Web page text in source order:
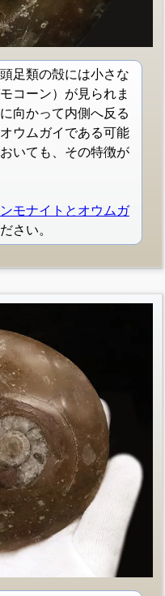
足類の殻には小さな
コーン）が見られま
向かって内側へ反る
ウムガイである可能
いても、その特徴が
モナイトとオウムガ
さい。